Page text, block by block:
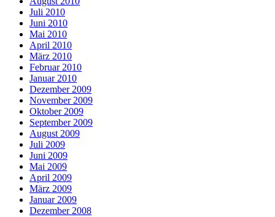
Juli 2010
Juni 2010
Mai 2010
April 2010
März 2010
Februar 2010
Januar 2010
Dezember 2009
November 2009
Oktober 2009
September 2009
August 2009
Juli 2009
Juni 2009
Mai 2009
April 2009
März 2009
Januar 2009
Dezember 2008